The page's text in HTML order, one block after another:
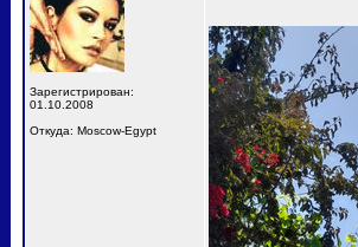
Зарегистрирован:
01.10.2008
Откуда: Moscow-Egypt